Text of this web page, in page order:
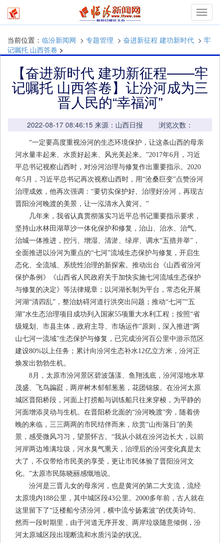
当前位置： 临汾新闻网 > 专题管理 > 奋进新征程 建功新时代 > 牢
记嘱托 山西答卷 >
【奋进新时代 建功新征程——牢
记嘱托 山西答卷】让汾河成为三
晋人民的“幸福河”
2022-08-17 08:46:15 来源：山西日报 浏览次数：
“一定要高度重视汾河的生态环境保护，让这条山西的母亲
河水量丰起来、水质好起来、风光美起来。”2017年6月，习近
平总书记视察山西时，对汾河治理与修复作出重要指示。2020
年5月，习近平总书记再次视察山西时，用“沧桑巨变”点赞汾河
治理成效，他再次强调：“要切实保护好、治理好汾河，再现古
晋阳汾河晚渡的美景，让一泓清水入黄河。”
几年来，我省认真贯彻落实习近平总书记重要指示要求，
坚持山水林田湖草沙一体化保护和修复，治山、治水、治气、
治城一体推进，控污、增湿、清淤、绿岸、调水“五措并举”，
全面推进以汾河为重点的“七河”流域生态保护与修复，开启生
态化、全流域、系统性治理的新探索。推动出台《山西省汾河
保护条例》《山西省人民政府关于加快实施七河流域生态保护
与修复的决定》等法律规章；以河湖长制为平台，常态化开展
河湖“清四乱”，整治妨碍河道行洪突出问题；推动“七河”“五
湖”水生态治理项目成功列入国家55项重大水利工程；按照“省
级规划、市县主体，政府主导、市场运作”原则，深入推进“两
山七河一流域”生态保护与修复，已完成汾河百公里中游示范区
建设80%以上任务；累计向汾河生态补水12亿立方米，汾河正
焕发出勃勃生机。
8月，太原市汾河景区碧波荡漾、鱼翔浅底，汾河湿地水草
茂盛、飞鸟蹁跹，两岸树木郁郁葱葱，花团锦簇。在汾河太原
城区晋阳桥段，河面上打捞船与训练船只往来穿梭，为平静的
河面增添灵动与生机。在晋阳桥北面的“汾河晚渡”旁，随着傍
晚的来临，三三两两的市民结伴而来，欣赏“山衔落日”的美
景，感受微风习习，望景怀古。“我从小就在汾河边长大，以前
河岸两边堆满垃圾，河水臭气熏天，治理后的汾河变化真是太
大了，不仅带给市民美的享受，更让市民体验了晋阳汾河文
化。”太原市民陈晓丽感慨地说。
汾河是三晋儿女的母亲河，也是黄河的第二大支流，流经
太原境内188公里，其中城区段43公里。2000多年前，古人就在
这里留下了“泛楼船兮济汾河，横中流兮扬素波”的优美诗句。
然而一段时期里，由于河道无序开发、两岸垃圾随意倾倒，汾
河太原城区段出现断流和水质污染的状况。